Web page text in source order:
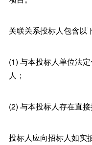
关联关系投标人包含以
(1) 与本投标人单位法
人；
(2) 与本投标人存在直
投标人应向招标人如实